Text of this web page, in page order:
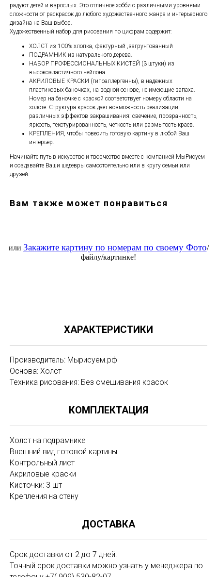
радуют детей и взрослых. Это отличное хобби с различными уровнями
сложности от раскрасок до любого художественного жанра и интерьерного
дизайна на Ваш выбор.
Художественный набор для рисования по цифрам содержит:
ХОЛСТ из 100% хлопка, фактурный ,загрунтованный
ПОДРАМНИК из натурального дерева.
НАБОР ПРОФЕССИОНАЛЬНЫХ КИСТЕЙ (3 штуки) из
высокоэластичного нейлона
АКРИЛОВЫЕ КРАСКИ (гипоаллергенны), в надежных
пластиковых баночках, на водной основе, не имеющие запаха.
Номер на баночке с краской соответствует номеру области на
холсте. Структура красок дает возможность реализации
различных эффектов закрашивания: свечение, прозрачность,
яркость, текстурированность, четкость или размытость краев.
КРЕПЛЕНИЯ, чтобы повесить готовую картину в любой Ваш
интерьер.
Начинайте путь в искусство и творчество вместе с компанией МыРисуем
и создавайте Ваши шедевры самостоятельно или в кругу семьи или
друзей.
Вам также может понравиться
или Закажите картину по номерам по своему Фото/
файлу/картинке!
ХАРАКТЕРИСТИКИ
Производитель: Мырисуем.рф
Основа: Холст
Техника рисования: Без смешивания красок
КОМПЛЕКТАЦИЯ
Холст на подрамнике
Внешний вид готовой картины
Контрольный лист
Акриловые краски
Кисточки: 3 шт
Крепления на стену
ДОСТАВКА
Срок доставки от 2 до 7 дней.
Точный срок доставки можно узнать у менеджера по